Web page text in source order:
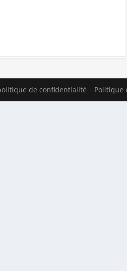
de confidentialité Politique